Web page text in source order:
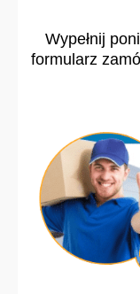
Wypełnij
formularz